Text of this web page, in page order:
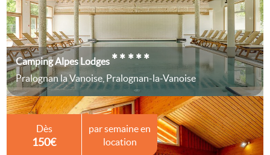
Camping Alpes Lodges *****
Pralognan la Vanoise, Pralognan-la-Vanoise
Dès
150€
par semaine en
location